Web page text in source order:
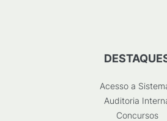
Acesso a
Auditoria
Concursos